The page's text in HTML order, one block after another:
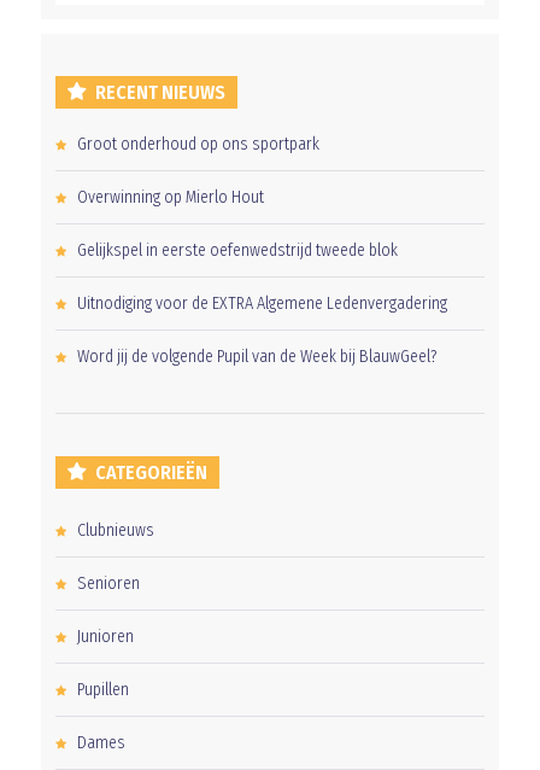
RECENT NIEUWS
Groot onderhoud op ons sportpark
Overwinning op Mierlo Hout
Gelijkspel in eerste oefenwedstrijd tweede blok
Uitnodiging voor de EXTRA Algemene Ledenvergadering
Word jij de volgende Pupil van de Week bij BlauwGeel?
CATEGORIEËN
Clubnieuws
Senioren
Junioren
Pupillen
Dames